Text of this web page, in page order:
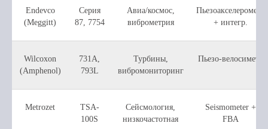
Endevco
(Meggitt)
Серия
87, 7754
Авиа/космос,
виброметрия
Пьезоакселерометр
+ интегр.
Wilcoxon
(Amphenol)
731A,
793L
Турбины,
вибромониторинг
Пьезо-велосиметр
Metrozet
TSA-
100S
Сейсмология,
низкочастотная
Seismometer +
FBA